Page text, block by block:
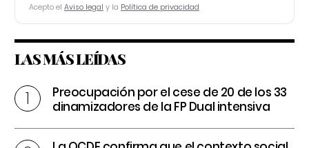
Acepto el Aviso legal y la Política de privacidad
LAS MÁS LEÍDAS
Preocupación por el cese de 20 de los 33
dinamizadores de la FP Dual intensiva